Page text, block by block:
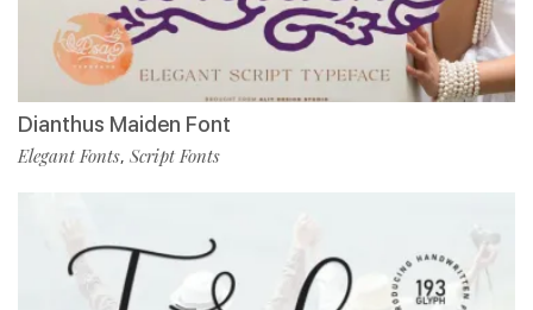
Dianthus Maiden Font
Elegant Fonts, Script Fonts